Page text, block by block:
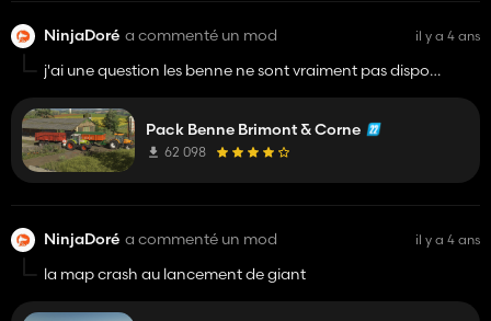
NinjaDoré a commenté un mod il y a 4 ans
j'ai une question les benne ne sont vraiment pas dispo
Pack Benne Brimont & Corne
62 098
NinjaDoré a commenté un mod il y a 4 ans
la map crash au lancement de giant